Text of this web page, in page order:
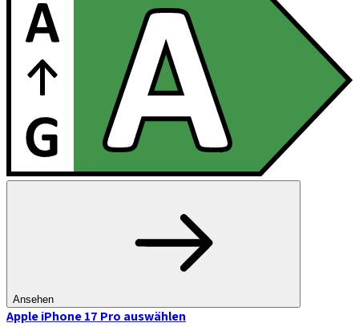
Ansehen
Apple iPhone 17 Pro auswählen